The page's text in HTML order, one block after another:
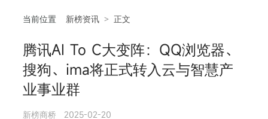
当前位置 新榜资讯 > 正文
腾讯AI To C大变阵：QQ浏览器、
搜狗、ima将正式转入云与智慧产
业事业群
新榜商桥 2025-02-20